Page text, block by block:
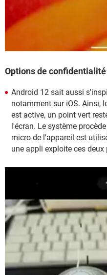
Options de
Android 12 sait aussi
notamment sur iOS. Ainsi,
est active, un point vert
l'écran. Le système
micro de l'appareil est
une appli exploite ces deux